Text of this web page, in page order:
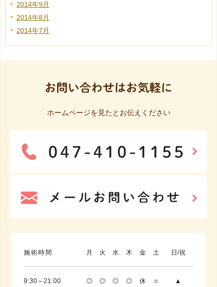
2014年9月
2014年8月
2014年7月
お問い合わせはお気軽に
ホームページを見たとお伝えください
施術時間 月 火 水 木 金 土 日/祝
9:30～21:00 ◎ ◎ ◎ ◎ 休 ○ ▲